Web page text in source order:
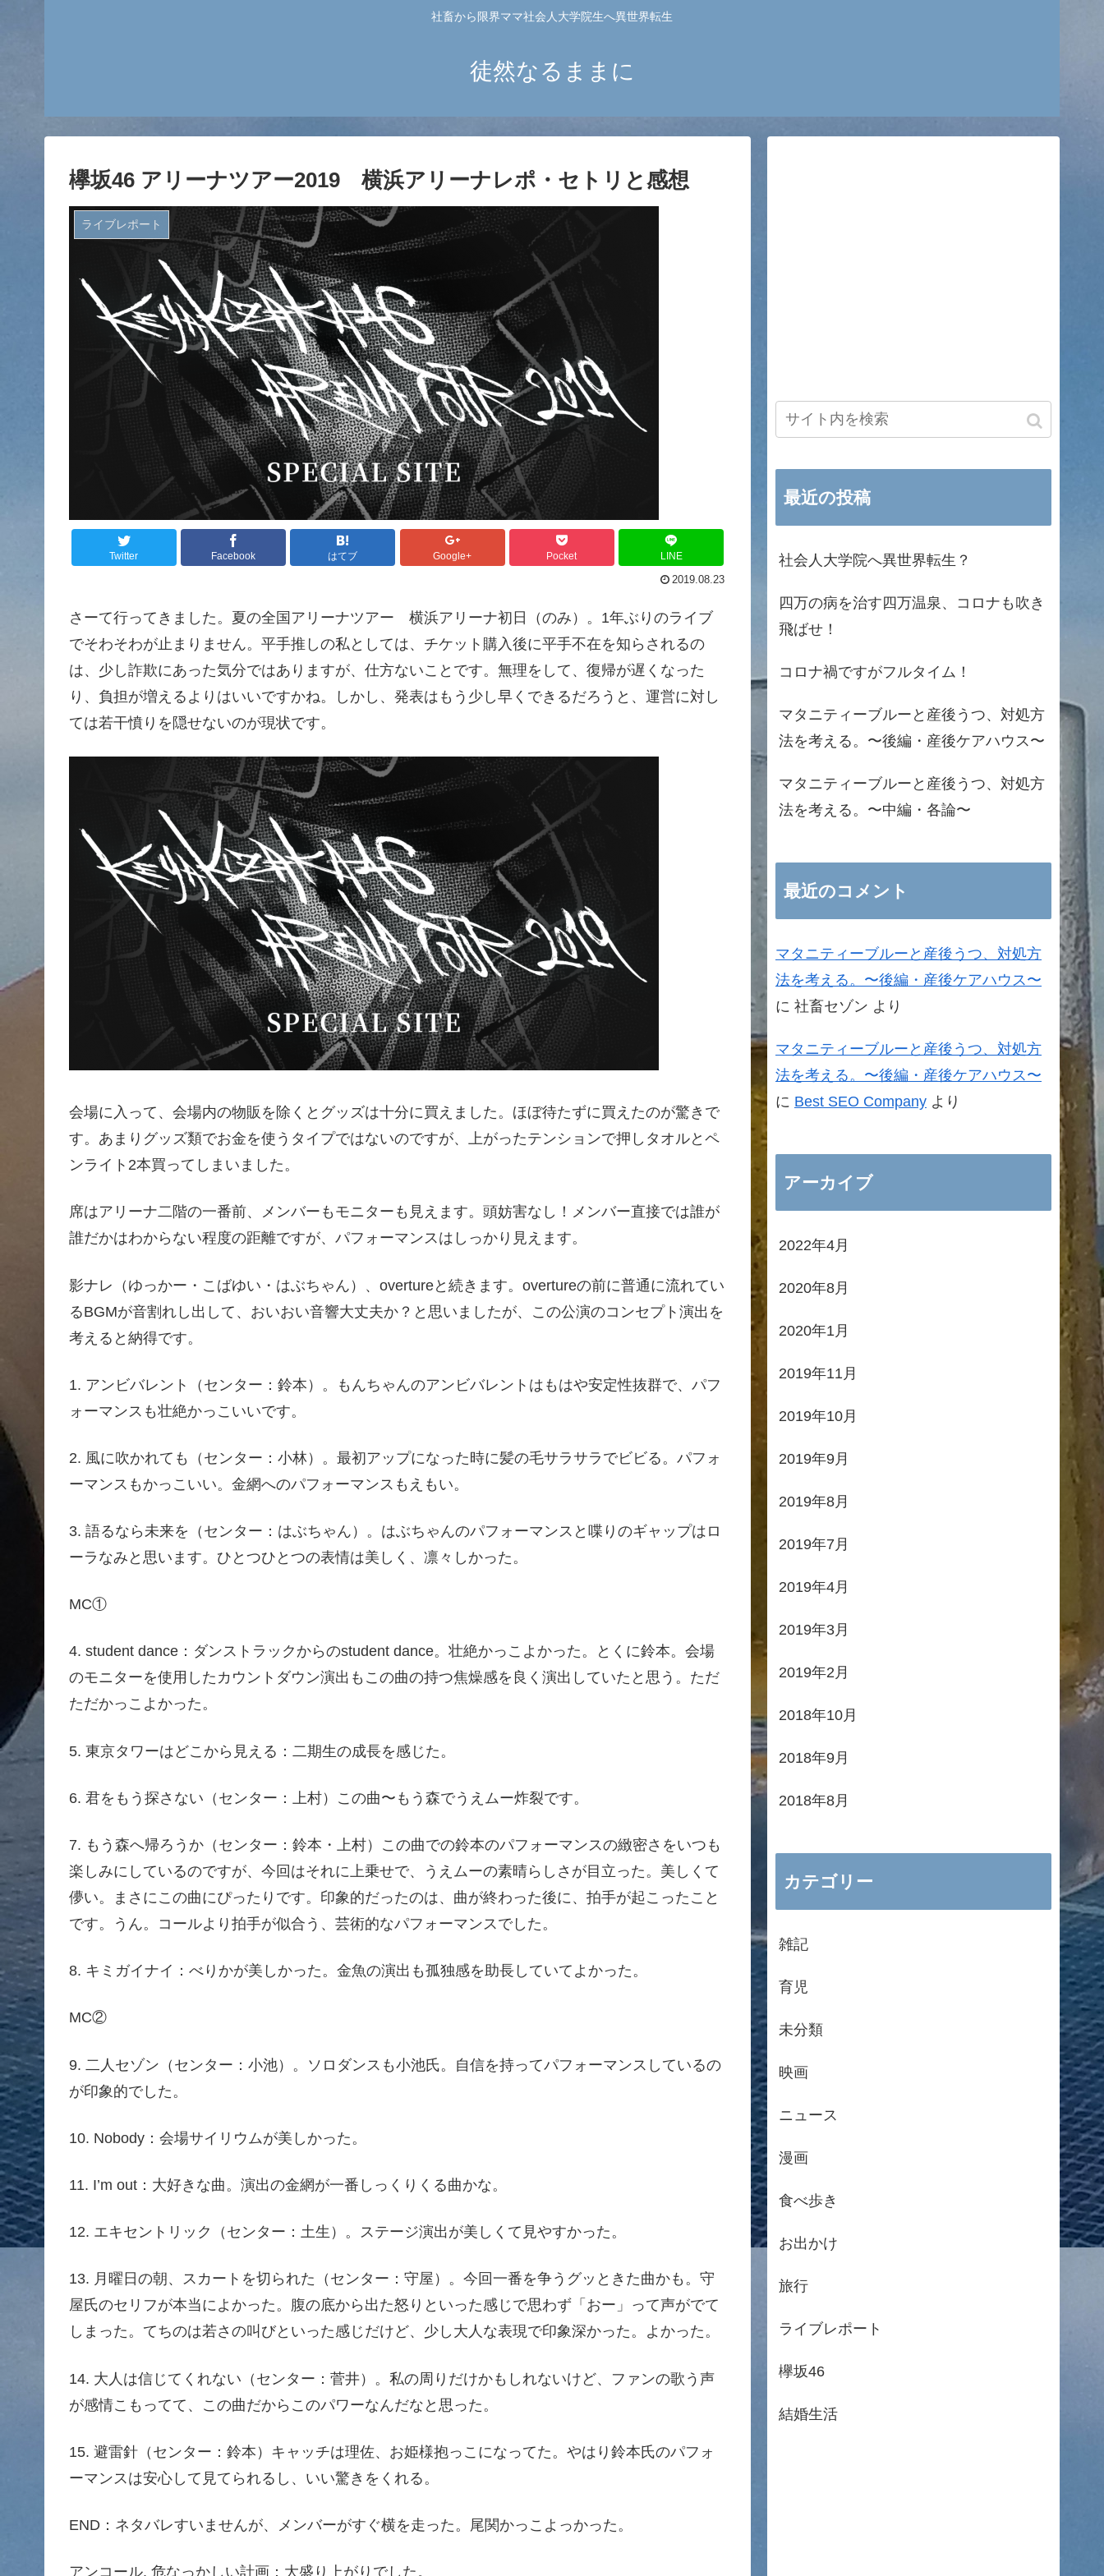
社畜から限界ママ社会人大学院生へ異世界転生
徒然なるままに
欅坂46 アリーナツアー2019 横浜アリーナレポ・セトリと感想
ライブレポート
Twitter Facebook はてブ Google+ Pocket LINE
2019.08.23
さーて行ってきました。夏の全国アリーナツアー 横浜アリーナ初日（のみ）。1年ぶりのライブ
でそわそわが止まりません。平手推しの私としては、チケット購入後に平手不在を知らされるの
は、少し詐欺にあった気分ではありますが、仕方ないことです。無理をして、復帰が遅くなった
り、負担が増えるよりはいいですかね。しかし、発表はもう少し早くできるだろうと、運営に対し
ては若干憤りを隠せないのが現状です。
会場に入って、会場内の物販を除くとグッズは十分に買えました。ほぼ待たずに買えたのが驚きで
す。あまりグッズ類でお金を使うタイプではないのですが、上がったテンションで押しタオルとペ
ンライト2本買ってしまいました。
席はアリーナ二階の一番前、メンバーもモニターも見えます。頭妨害なし！メンバー直接では誰が
誰だかはわからない程度の距離ですが、パフォーマンスはしっかり見えます。
影ナレ（ゆっかー・こばゆい・はぶちゃん）、overtureと続きます。overtureの前に普通に流れてい
るBGMが音割れし出して、おいおい音響大丈夫か？と思いましたが、この公演のコンセプト演出を
考えると納得です。
1. アンビバレント（センター：鈴本）。もんちゃんのアンビバレントはもはや安定性抜群で、パフ
ォーマンスも壮絶かっこいいです。
2. 風に吹かれても（センター：小林）。最初アップになった時に髪の毛サラサラでビビる。パフォ
ーマンスもかっこいい。金網へのパフォーマンスもえもい。
3. 語るなら未来を（センター：はぶちゃん）。はぶちゃんのパフォーマンスと喋りのギャップはロ
ーラなみと思います。ひとつひとつの表情は美しく、凛々しかった。
MC①
4. student dance：ダンストラックからのstudent dance。壮絶かっこよかった。とくに鈴本。会場
のモニターを使用したカウントダウン演出もこの曲の持つ焦燥感を良く演出していたと思う。ただ
ただかっこよかった。
5. 東京タワーはどこから見える：二期生の成長を感じた。
6. 君をもう探さない（センター：上村）この曲〜もう森でうえムー炸裂です。
7. もう森へ帰ろうか（センター：鈴本・上村）この曲での鈴本のパフォーマンスの緻密さをいつも
楽しみにしているのですが、今回はそれに上乗せで、うえムーの素晴らしさが目立った。美しくて
儚い。まさにこの曲にぴったりです。印象的だったのは、曲が終わった後に、拍手が起こったこと
です。うん。コールより拍手が似合う、芸術的なパフォーマンスでした。
8. キミガイナイ：べりかが美しかった。金魚の演出も孤独感を助長していてよかった。
MC②
9. 二人セゾン（センター：小池）。ソロダンスも小池氏。自信を持ってパフォーマンスしているの
が印象的でした。
10. Nobody：会場サイリウムが美しかった。
11. I’m out：大好きな曲。演出の金網が一番しっくりくる曲かな。
12. エキセントリック（センター：土生）。ステージ演出が美しくて見やすかった。
13. 月曜日の朝、スカートを切られた（センター：守屋）。今回一番を争うグッときた曲かも。守
屋氏のセリフが本当によかった。腹の底から出た怒りといった感じで思わず「おー」って声がでて
しまった。てちのは若さの叫びといった感じだけど、少し大人な表現で印象深かった。よかった。
14. 大人は信じてくれない（センター：菅井）。私の周りだけかもしれないけど、ファンの歌う声
が感情こもってて、この曲だからこのパワーなんだなと思った。
15. 避雷針（センター：鈴本）キャッチは理佐、お姫様抱っこになってた。やはり鈴本氏のパフォ
ーマンスは安心して見てられるし、いい驚きをくれる。
END：ネタバレすいませんが、メンバーがすぐ横を走った。尾関かっこよっかった。
アンコール. 危なっかしい計画：大盛り上がりでした。
最近の投稿
社会人大学院へ異世界転生？
四万の病を治す四万温泉、コロナも吹き
飛ばせ！
コロナ禍ですがフルタイム！
マタニティーブルーと産後うつ、対処方
法を考える。〜後編・産後ケアハウス〜
マタニティーブルーと産後うつ、対処方
法を考える。〜中編・各論〜
最近のコメント
マタニティーブルーと産後うつ、対処方
法を考える。〜後編・産後ケアハウス〜
に 社畜セゾン より
マタニティーブルーと産後うつ、対処方
法を考える。〜後編・産後ケアハウス〜
に Best SEO Company より
アーカイブ
2022年4月
2020年8月
2020年1月
2019年11月
2019年10月
2019年9月
2019年8月
2019年7月
2019年4月
2019年3月
2019年2月
2018年10月
2018年9月
2018年8月
カテゴリー
雑記
育児
未分類
映画
ニュース
漫画
食べ歩き
お出かけ
旅行
ライブレポート
欅坂46
結婚生活